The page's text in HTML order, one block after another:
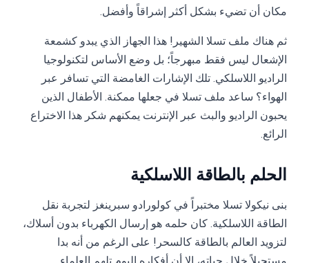
مكان أن تضيء بشكل أكثر إشراقاً وأفضل.
ثم هناك ملف تسلا الشهير! هذا الجهاز الذي يبدو كشمعة
الإشعال ليس فقط مبهرجاً؛ بل وضع الأساس لتكنولوجيا
الراديو اللاسلكي. تلك الإشارات الغامضة التي تسافر عبر
الهواء؟ ساعد ملف تسلا في جعلها ممكنة. الأطفال الذين
يحبون الراديو والبث عبر الإنترنت يمكنهم شكر هذا الاختراع
الرائع.
الحلم بالطاقة اللاسلكية
بنى نيكولا تسلا مختبراً في كولورادو سبرينغز لتجربة نقل
الطاقة اللاسلكية. كان حلمه هو إرسال الكهرباء بدون أسلاك،
لتزويد العالم بالطاقة كالسحر! على الرغم من أنه بدا